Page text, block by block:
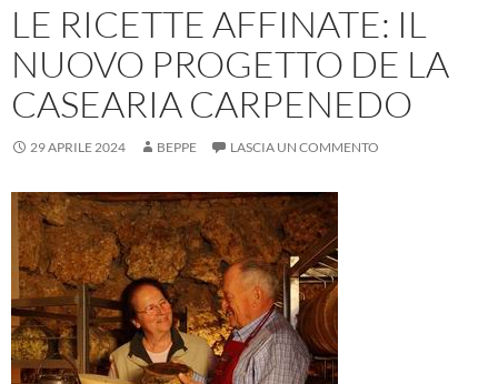
LE RICETTE AFFINATE: IL
NUOVO PROGETTO DE LA
CASEARIA CARPENEDO
29 APRILE 2024 BEPPE LASCIA UN COMMENTO